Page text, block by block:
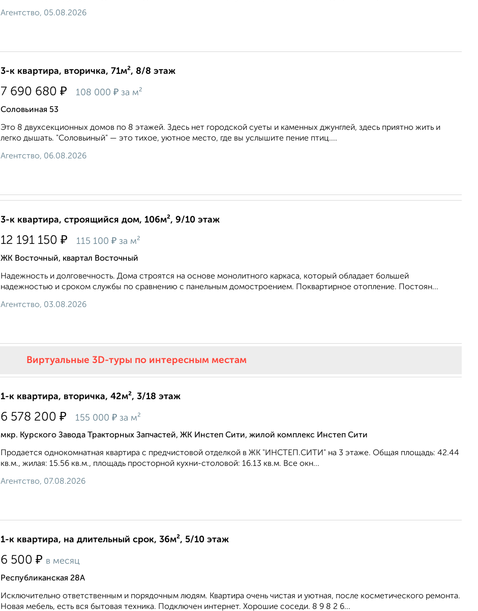
Агентство, 05.08.2026
3-к квартира, вторичка, 71м², 8/8 этаж
7 690 680 ₽ 108 000 ₽ за м²
Соловьиная 53
Это 8 двухсекционных домов по 8 этажей. Здесь нет городской суеты и каменных джунглей, здесь приятно жить и
легко дышать. "Соловьиный" — это тихое, уютное место, где вы услышите пение птиц....
Агентство, 06.08.2026
3-к квартира, строящийся дом, 106м², 9/10 этаж
12 191 150 ₽ 115 100 ₽ за м²
ЖК Восточный, квартал Восточный
Надежность и долговечность. Дома строятся на основе монолитного каркаса, который обладает большей
надежностью и сроком службы по сравнению с панельным домостроением. Поквартирное отопление. Постоян...
Агентство, 03.08.2026
Виртуальные 3D-туры по интересным местам
1-к квартира, вторичка, 42м², 3/18 этаж
6 578 200 ₽ 155 000 ₽ за м²
мкр. Курского Завода Тракторных Запчастей, ЖК Инстеп Сити, жилой комплекс Инстеп Сити
Продается однокомнатная квартира с предчистовой отделкой в ЖК "ИНСТЕП.СИТИ" на 3 этаже. Общая площадь: 42.44
кв.м., жилая: 15.56 кв.м., площадь просторной кухни-столовой: 16.13 кв.м. Все окн...
Агентство, 07.08.2026
1-к квартира, на длительный срок, 36м², 5/10 этаж
6 500 ₽ в месяц
Республиканская 28А
Исключительно ответственным и порядочным людям. Квартира очень чистая и уютная, после косметического ремонта.
Новая мебель, есть вся бытовая техника. Подключен интернет. Хорошие соседи. 8 9 8 2 6...